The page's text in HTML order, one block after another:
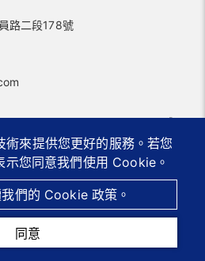
來提供您更好的服務。若您
示您同意我們使用 Cookie。
們的 Cookie 政策。
同意
路二段178號
站地圖
化金屬零件
配件製造商
口商
家具連接器及配件
信箱 地圖